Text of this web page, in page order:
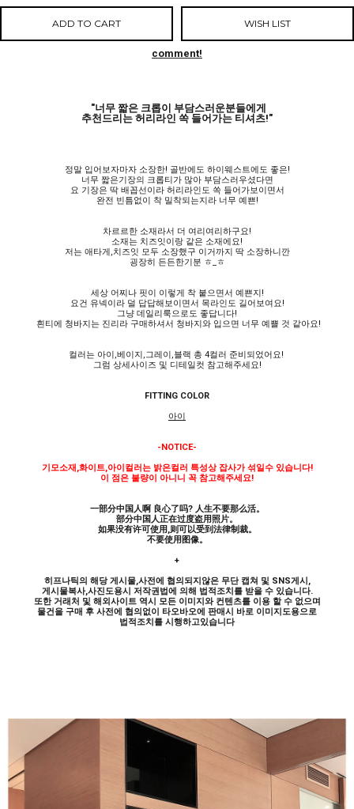
ADD TO CART WISH LIST
comment!
"너무 짧은 크롭이 부담스러운분들에게
추천드리는 허리라인 쏙 들어가는 티셔츠!"
정말 입어보자마자 소장한! 골반에도 하이웨스트에도 좋은!
너무 짧은기장의 크롭티가 많아 부담스러우셨다면
요 기장은 딱 배꼽선이라 허리라인도 쏙 들어가보이면서
완전 빈틈없이 착 밀착되는지라 너무 예쁜!
차르르한 소재라서 더 여리여리하구요!
소재는 치즈잇이랑 같은 소재에요!
저는 애타게,치즈잇 모두 소장했구 이거까지 딱 소장하니깐
굉장히 든든한기분 ㅎ_ㅎ
세상 어찌나 핏이 이렇게 착 붙으면서 예쁜지!
요건 유넥이라 덜 답답해보이면서 목라인도 길어보여요!
그냥 데일리룩으로도 좋답니다!
흰티에 청바지는 진리라 구매하셔서 청바지와 입으면 너무 예쁠 것 같아요!
컬러는 아이,베이지,그레이,블랙 총 4컬러 준비되었어요!
그럼 상세사이즈 및 디테일컷 참고해주세요!
FITTING COLOR
아이
-NOTICE-
기모소재,화이트,아이컬러는 밝은컬러 특성상 잡사가 섞일수 있습니다!
이 점은 불량이 아니니 꼭 참고해주세요!
一部分中国人啊 良心了吗? 人生不要那么活。
部分中国人正在过度盗用照片。
如果没有许可使用,则可以受到法律制裁。
不要使用图像。
+
히프나틱의 해당 게시물,사전에 협의되지않은 무단 캡쳐 및 SNS게시,
게시물복사,사진도용시 저작권법에 의해 법적조치를 받을 수 있습니다.
또한 거래처 및 해외사이트 역시 모든 이미지와 컨텐츠를 이용 할 수 없으며
물건을 구매 후 사전에 협의없이 타오바오에 판매시 바로 이미지도용으로
법적조치를 시행하고있습니다